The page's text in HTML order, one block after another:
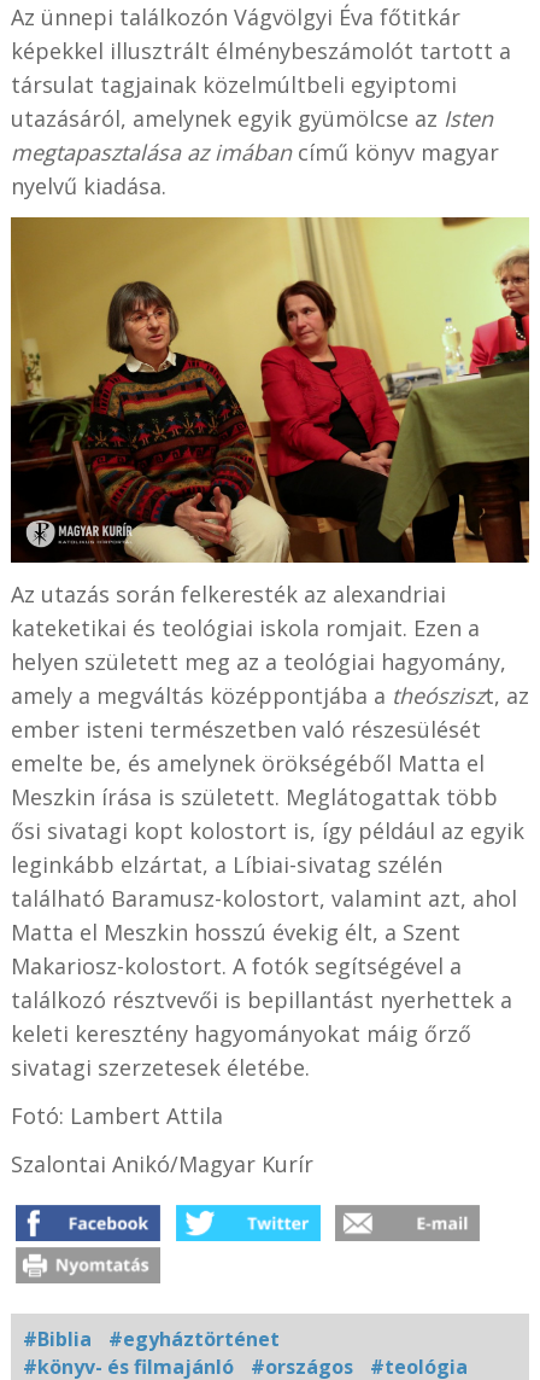
Az ünnepi találkozón Vágvölgyi Éva főtitkár
képekkel illusztrált élménybeszámolót tartott a
társulat tagjainak közelmúltbeli egyiptomi
utazásáról, amelynek egyik gyümölcse az Isten
megtapasztalása az imábancímű könyv magyar
nyelvű kiadása.
Az utazás során felkeresték az alexandriai
kateketikai és teológiai iskola romjait. Ezen a
helyen született meg az a teológiai hagyomány,
amely a megváltás középpontjába a theósziszt, az
ember isteni természetben való részesülését
emelte be, és amelynek örökségéből Matta el
Meszkin írása is született. Meglátogattak több
ősi sivatagi kopt kolostort is, így például az egyik
leginkább elzártat, a Líbiai-sivatag szélén
található Baramusz-kolostort, valamint azt, ahol
Matta el Meszkin hosszú évekig élt, a Szent
Makariosz-kolostort. A fotók segítségével a
találkozó résztvevői is bepillantást nyerhettek a
keleti keresztény hagyományokat máig őrző
sivatagi szerzetesek életébe.
Fotó: Lambert Attila
Szalontai Anikó/Magyar Kurír
#Biblia
#egyháztörténet
#könyv- és filmajánló
#országos #teológia